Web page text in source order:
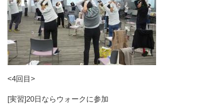
<4回目>
[実習]20日ならウォークに参加